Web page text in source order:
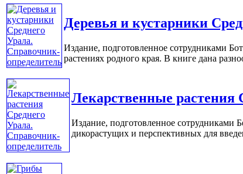
Деревья и кустарники
Издание, подготовленное сотрудниками
растениях родного края. В книге дана
Лекарственные растения
Издание, подготовленное сотрудниками
дикорастущих и перспективных для